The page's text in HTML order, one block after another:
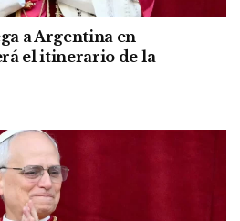
a Argentina en
el itinerario de la